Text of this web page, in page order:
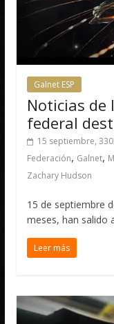
Galnet ESP
Noticias de
federal
15 septiembre,
Federación, Galnet,
Zachary Hudson
15 de septiembre
meses, han salido
Leer más